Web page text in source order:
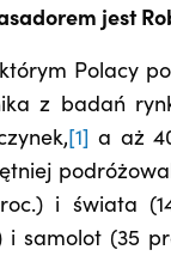
jest
Polacy
z badań
[1] a aż
i świata
i samolot (35